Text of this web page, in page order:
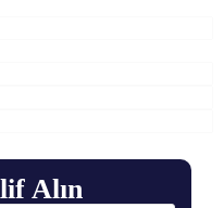
Alın